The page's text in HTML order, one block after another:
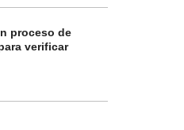
proceso de
verificar